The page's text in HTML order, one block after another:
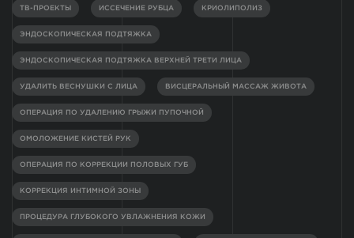
ТВ-ПРОЕКТЫ ИССЕЧЕНИЕ РУБЦА КРИОЛИПОЛИЗ
ЭНДОСКОПИЧЕСКАЯ ПОДТЯЖКА
ЭНДОСКОПИЧЕСКАЯ ПОДТЯЖКА ВЕРХНЕЙ ТРЕТИ ЛИЦА
УДАЛИТЬ ВЕСНУШКИ С ЛИЦА ВИСЦЕРАЛЬНЫЙ МАССАЖ ЖИВОТА
ОПЕРАЦИЯ ПО УДАЛЕНИЮ ГРЫЖИ ПУПОЧНОЙ
ОМОЛОЖЕНИЕ КИСТЕЙ РУК
ОПЕРАЦИЯ ПО КОРРЕКЦИИ ПОЛОВЫХ ГУБ
КОРРЕКЦИЯ ИНТИМНОЙ ЗОНЫ
ПРОЦЕДУРА ГЛУБОКОГО УВЛАЖНЕНИЯ КОЖИ